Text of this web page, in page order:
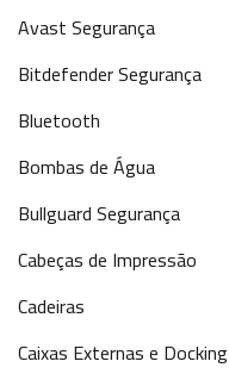
Avast Segurança
Bitdefender Segurança
Bluetooth
Bombas de Água
Bullguard Segurança
Cabeças de Impressão
Cadeiras
Caixas Externas e Docking